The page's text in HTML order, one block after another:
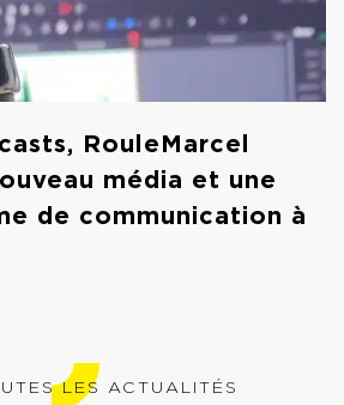
RouleMarcel
média et une
de communication à
LES ACTUALITÉS